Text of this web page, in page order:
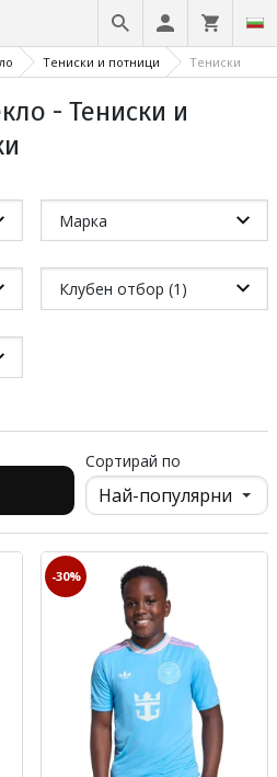
Тениски и потници Тениски
- Тениски и
Марка
Клубен отбор (1)
Сортирай по
-30%